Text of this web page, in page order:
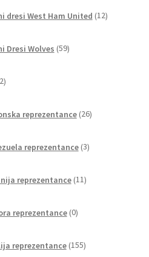
dresi West Ham United 12izdelkov
Dresi Wolves 59izdelkov
izdelkov
reprezentance 26izdelkov
reprezentance 3izdelki
reprezentance 11izdelkov
reprezentance 0izdelkov
reprezentance 155izdelkov